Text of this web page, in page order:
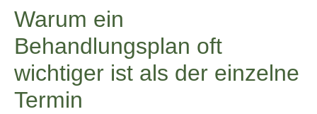
Warum ein
Behandlungsplan oft
wichtiger ist als der einzelne
Termin